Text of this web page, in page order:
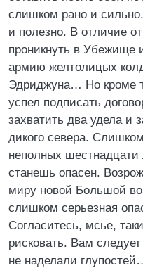
слишком рано и
и полезно. В отличие
проникнуть в Убежище
армию желтолицых
Эдриджуна… Но кроме
успел подписать
захватить два удела и
дикого севера.
неполных
станешь опасен.
миру новой Большой
слишком серьезная
Согласитесь, мсье,
рисковать. Вам
не наделали